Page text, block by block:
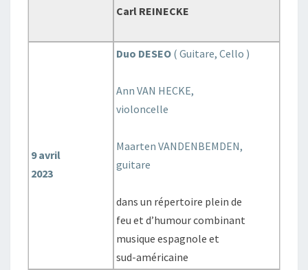
Carl REINECKE
9 avril
2023
Duo DESEO ( Guitare, Cello )
Ann VAN HECKE,
violoncelle
Maarten VANDENBEMDEN,
guitare
dans un répertoire plein de
feu et d’humour combinant
musique espagnole et
sud-américaine